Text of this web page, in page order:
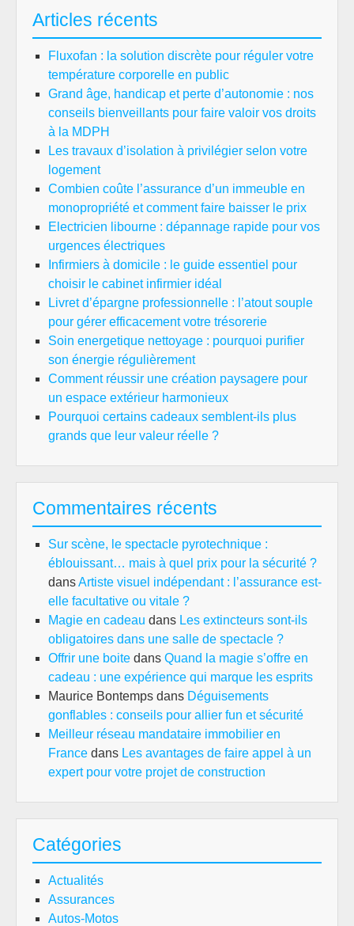
Articles récents
Fluxofan : la solution discrète pour réguler votre
température corporelle en public
Grand âge, handicap et perte d’autonomie : nos
conseils bienveillants pour faire valoir vos droits
à la MDPH
Les travaux d’isolation à privilégier selon votre
logement
Combien coûte l’assurance d’un immeuble en
monopropriété et comment faire baisser le prix
Electricien libourne : dépannage rapide pour vos
urgences électriques
Infirmiers à domicile : le guide essentiel pour
choisir le cabinet infirmier idéal
Livret d’épargne professionnelle : l’atout souple
pour gérer efficacement votre trésorerie
Soin energetique nettoyage : pourquoi purifier
son énergie régulièrement
Comment réussir une création paysagere pour
un espace extérieur harmonieux
Pourquoi certains cadeaux semblent-ils plus
grands que leur valeur réelle ?
Commentaires récents
Sur scène, le spectacle pyrotechnique :
éblouissant… mais à quel prix pour la sécurité ?
dansArtiste visuel indépendant : l’assurance est-
elle facultative ou vitale ?
Magie en cadeau dans Les extincteurs sont-ils
obligatoires dans une salle de spectacle ?
Offrir une boite dans Quand la magie s’offre en
cadeau : une expérience qui marque les esprits
Maurice Bontemps dans Déguisements
gonflables : conseils pour allier fun et sécurité
Meilleur réseau mandataire immobilier en
France dans Les avantages de faire appel à un
expert pour votre projet de construction
Catégories
Actualités
Assurances
Autos-Motos